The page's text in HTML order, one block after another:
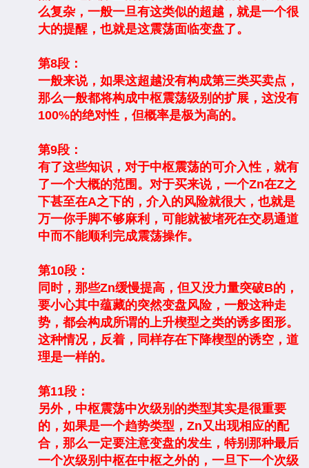
么复杂，一般一旦有这类似的超越，就是一个很
大的提醒，也就是这震荡面临变盘了。
第8段：
一般来说，如果这超越没有构成第三类买卖点，
那么一般都将构成中枢震荡级别的扩展，这没有
100%的绝对性，但概率是极为高的。
第9段：
有了这些知识，对于中枢震荡的可介入性，就有
了一个大概的范围。对于买来说，一个Zn在Z之
下甚至在A之下的，介入的风险就很大，也就是
万一你手脚不够麻利，可能就被堵死在交易通道
中而不能顺利完成震荡操作。
第10段：
同时，那些Zn缓慢提高，但又没力量突破B的，
要小心其中蕴藏的突然变盘风险，一般这种走
势，都会构成所谓的上升楔型之类的诱多图形。
这种情况，反着，同样存在下降楔型的诱空，道
理是一样的。
第11段：
另外，中枢震荡中次级别的类型其实是很重要
的，如果是一个趋势类型，Zn又出现相应的配
合，那么一定要注意变盘的发生，特别那种最后
一个次级别中枢在中枢之外的，一旦下一个次级